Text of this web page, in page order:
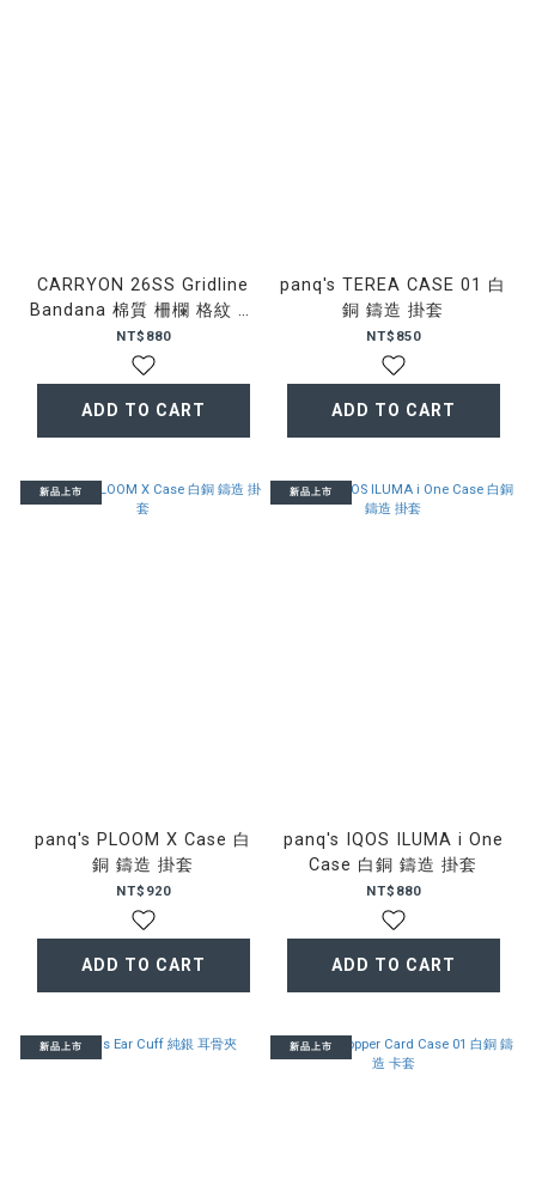
CARRYON 26SS Gridline
Bandana 棉質 柵欄 格紋 頭
巾
NT$880
ADD TO CART
panq's TEREA CASE 01 白
銅 鑄造 掛套
NT$850
ADD TO CART
新品上市
panq's PLOOM X Case 白
銅 鑄造 掛套
NT$920
ADD TO CART
新品上市
panq's IQOS ILUMA i One
Case 白銅 鑄造 掛套
NT$880
ADD TO CART
新品上市 新品上市